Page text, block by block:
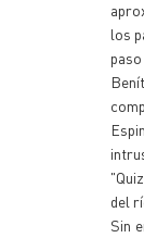
los
del
Sin